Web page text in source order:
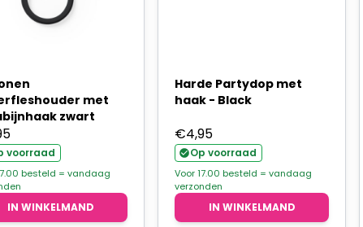
met
zwart
voorraad
besteld = vandaag
IN WINKELMAND
Harde Partydop met
haak - Black
€4,95
Op voorraad
Voor 17.00 besteld = vandaag
verzonden
IN WINKELMAND